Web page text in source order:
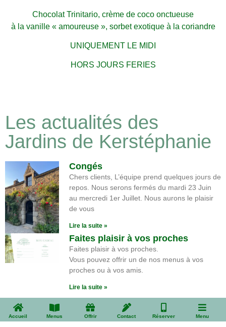
Chocolat Trinitario, crème de coco onctueuse
à la vanille « amoureuse », sorbet exotique à la coriandre
UNIQUEMENT LE MIDI
HORS JOURS FERIES
Les actualités des
Jardins de Kerstéphanie
Congés
Chers clients, L’équipe prend quelques jours de
repos. Nous serons fermés du mardi 23 Juin
au mercredi 1er Juillet. Nous aurons le plaisir
de vous
Lire la suite »
Faites plaisir à vos proches
Faites plaisir à vos proches.
Vous pouvez offrir un de nos menus à vos
proches ou à vos amis.
Lire la suite »
Accueil Menus Offrir Contact Réserver Menu